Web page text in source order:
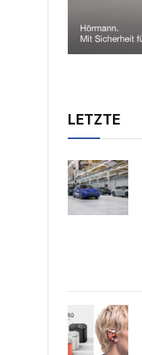
LETZTE